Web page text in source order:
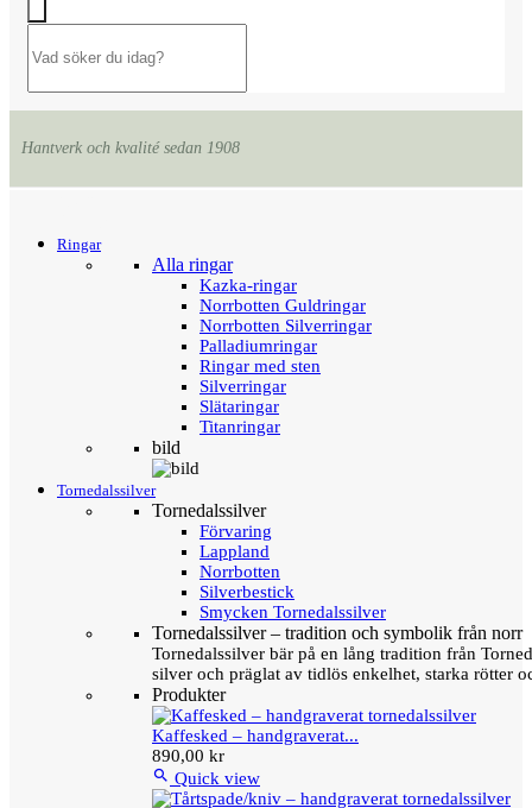
Hantverk och kvalité sedan 1908
Ringar
Alla ringar
Kazka-ringar
Norrbotten Guldringar
Norrbotten Silverringar
Palladiumringar
Ringar med sten
Silverringar
Slätaringar
Titanringar
bild
Tornedalssilver
Tornedalssilver
Förvaring
Lappland
Norrbotten
Silverbestick
Smycken Tornedalssilver
Tornedalssilver – tradition och symbolik från norr
Tornedalssilver bär på en lång tradition från
silver och präglat av tidlös enkelhet, starka rötter
Produkter
Kaffesked – handgraverat...
890,00 kr
 Quick view